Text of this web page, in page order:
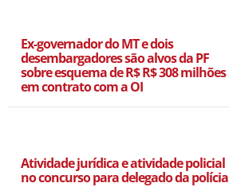
Ex-governador do MT e dois
desembargadores são alvos da PF
sobre esquema de R$ R$ 308 milhões
em contrato com a OI
Atividade jurídica e atividade policial
no concurso para delegado da polícia